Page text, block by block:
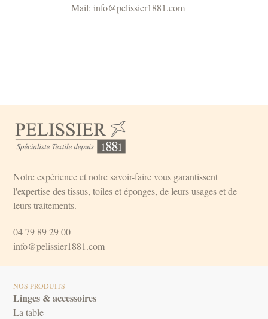
Mail: info@pelissier1881.com
Notre expérience et notre savoir-faire vous garantissent
l'expertise des tissus, toiles et éponges, de leurs usages et de
leurs traitements.
04 79 89 29 00
info@pelissier1881.com
NOS PRODUITS
Linges & accessoires
La table